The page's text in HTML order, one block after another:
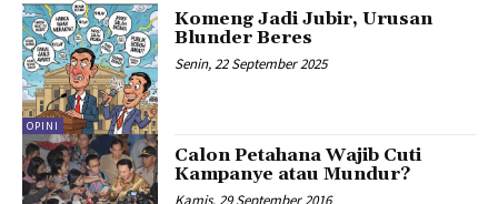
OPINI
Komeng Jadi Jubir, Urusan
Blunder Beres
Senin, 22 September 2025
Calon Petahana Wajib Cuti
Kampanye atau Mundur?
Kamis, 29 September 2016